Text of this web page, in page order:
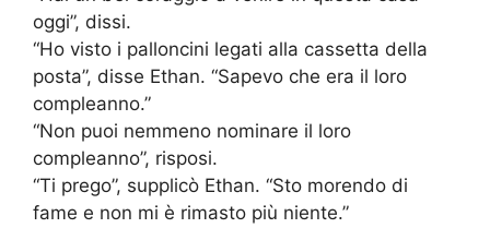
oggi”, dissi.
“Ho visto i palloncini legati alla cassetta della
posta”, disse Ethan. “Sapevo che era il loro
compleanno.”
“Non puoi nemmeno nominare il loro
compleanno”, risposi.
“Ti prego”, supplicò Ethan. “Sto morendo di
fame e non mi è rimasto più niente.”